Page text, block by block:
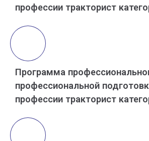
профессии тракторист
Программа
профессиональной
профессии тракторист